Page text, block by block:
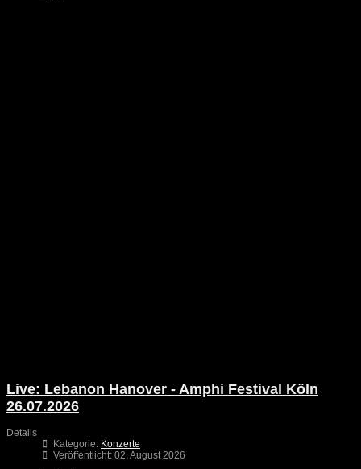
Live: Lebanon Hanover - Amphi Festival Köln
26.07.2026
Details
Kategorie: Konzerte
Veröffentlicht: 02. August 2026